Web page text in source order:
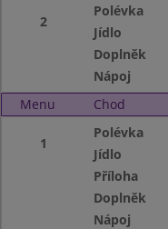
2
Polévka
Jídlo
Doplněk
Nápoj
Menu
Chod
1
Polévka
Jídlo
Příloha
Doplněk
Nápoj